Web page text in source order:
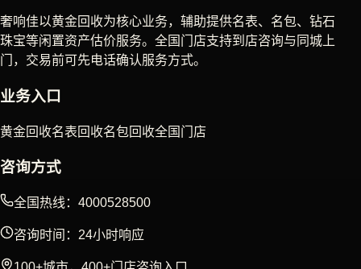
奢响佳以黄金回收为核心业务，辅助提供名表、名包、钻石
珠宝等闲置资产估价服务。全国门店支持到店咨询与同城上
门，交易前可先电话确认服务方式。
业务入口
黄金回收名表回收名包回收全国门店
咨询方式
全国热线：4000528500
咨询时间：24小时响应